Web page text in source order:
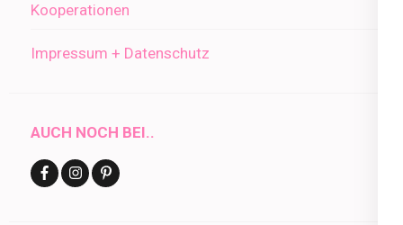
Kooperationen
Impressum + Datenschutz
AUCH NOCH BEI..